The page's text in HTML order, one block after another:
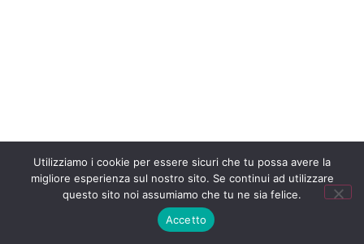
MENU
Utilizziamo i cookie per essere sicuri che tu possa avere la
migliore esperienza sul nostro sito. Se continui ad utilizzare
questo sito noi assumiamo che tu ne sia felice.
Accetto